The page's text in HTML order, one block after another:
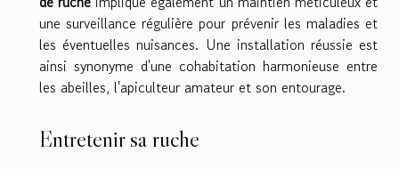
une surveillance régulière pour prévenir les maladies et
les éventuelles nuisances. Une installation réussie est
ainsi synonyme d'une cohabitation harmonieuse entre
les abeilles, l'apiculteur amateur et son entourage.
Entretenir sa ruche